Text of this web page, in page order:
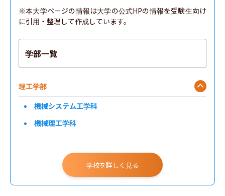
※本大学ページの情報は大学の公式HPの情報を受験生向け
に引用・整理して作成しています。
学部一覧
理工学部
機械システム工学科
機械理工学科
学校を詳しく見る